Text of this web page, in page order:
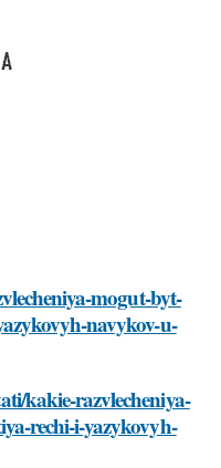
mogut-byt-
navykov-u-
kakie-razvlecheniya-
rechi-i-yazykovyh-